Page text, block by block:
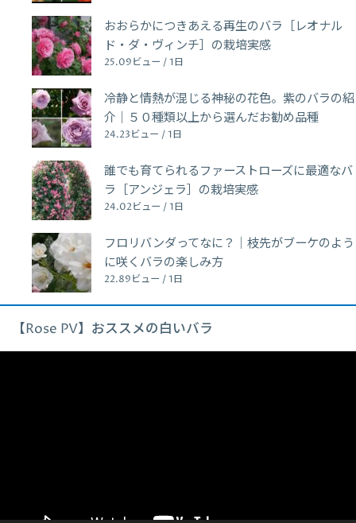
おおらかにつきあえる再生のバラ［レオナル
ド・ダ・ヴィンチ］の栽培実感
25.09ビュー / 1日
冷静と情熱が混じる神秘の花色。紫のバラの紹
介｜５０種類以上から選んだお勧め品種
24.23ビュー / 1日
誰でも育てられるファーストローズに最適なバ
ラ［アンジェラ］の栽培実感
24.02ビュー / 1日
フロリバンダってなに？｜枝先がブーケのよう
に咲くバラの楽しみ方
22.89ビュー / 1日
【Rose PV】おススメの白いバラ